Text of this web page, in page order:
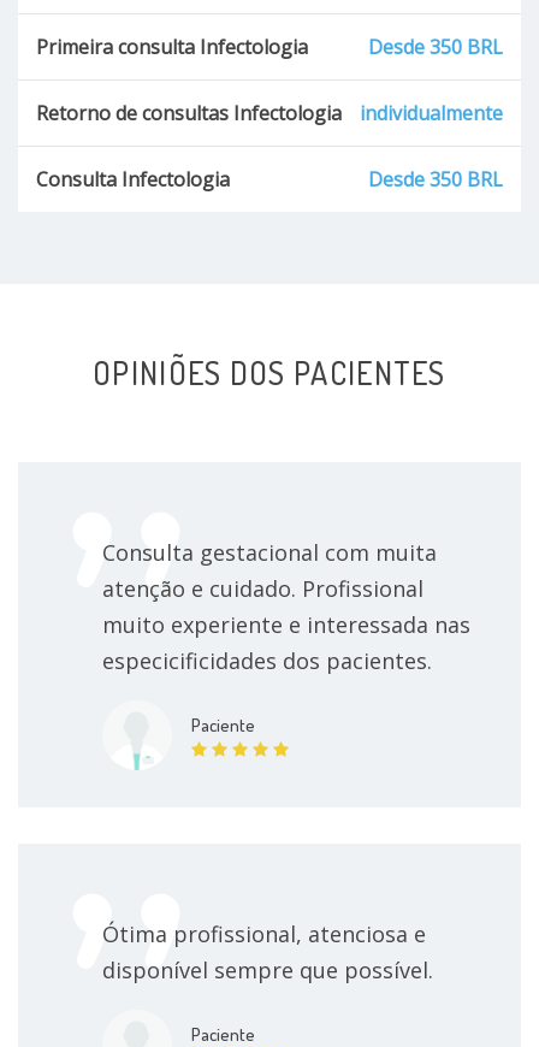
Primeira consulta Infectologia Desde 350 BRL
Retorno de consultas Infectologia individualmente
Consulta Infectologia Desde 350 BRL
OPINIÕES DOS PACIENTES
Consulta gestacional com muita
atenção e cuidado. Profissional
muito experiente e interessada nas
especicificidades dos pacientes.
Paciente
Ótima profissional, atenciosa e
disponível sempre que possível.
Paciente